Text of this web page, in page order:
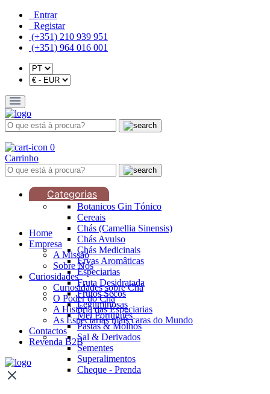
Entrar
Registar
(+351) 210 939 951
(+351) 964 016 001
0
Carrinho
Categorias
Botanicos Gin Tónico
Cereais
Chás (Camellia Sinensis)
Chás Avulso
Chás Medicinais
Ervas Aromâticas
Especiarias
Fruta Desidratada
Frutos Secos
Leguminosas
Mel Português
Pastas & Molhos
Sal & Derivados
Sementes
Superalimentos
Cheque - Prenda
Home
Empresa
A Missão
Sobre Nós
Curiosidades
Curiosidades sobre Chá
O Poder do Chá
A História das Especiarias
As Especiarias mais caras do Mundo
Contactos
Revenda B2B